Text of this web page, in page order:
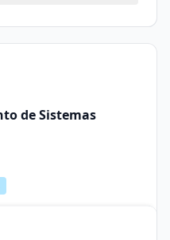
de Sistemas